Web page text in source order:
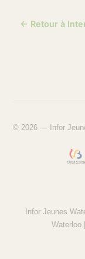
← Retour à
© 2026 — Infor
Infor Jeunes
Waterloo